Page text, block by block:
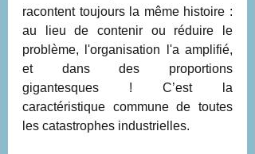
racontent toujours la même histoire :
au lieu de contenir ou réduire le
problème, l'organisation l'a amplifié,
et dans des proportions
gigantesques ! C’est la
caractéristique commune de toutes
les catastrophes industrielles.